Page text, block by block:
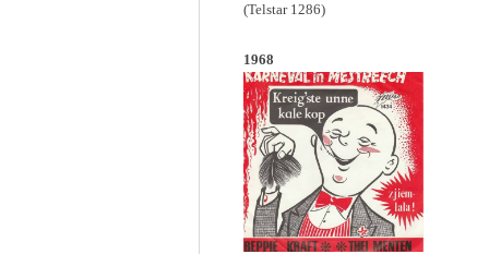
(Telstar 1286)
1968